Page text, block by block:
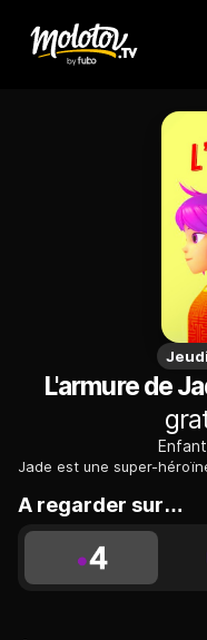
L'armure de
A regarder sur…